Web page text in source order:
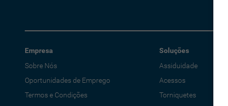
Empresa
Sobre Nós
Oportunidades de Emprego
Termos e Condições
Soluções
Assiduidade
Acessos
Torniquetes